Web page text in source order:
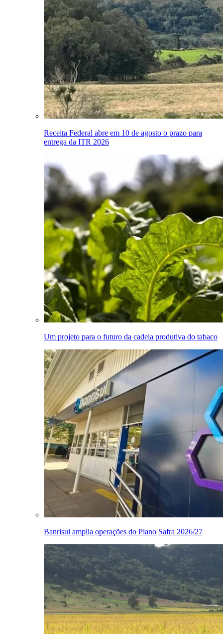
Receita Federal abre em 10 de agosto o prazo para
entrega da ITR 2026
Um projeto para o futuro da cadeia produtiva do tabaco
Banrisul amplia operações do Plano Safra 2026/27